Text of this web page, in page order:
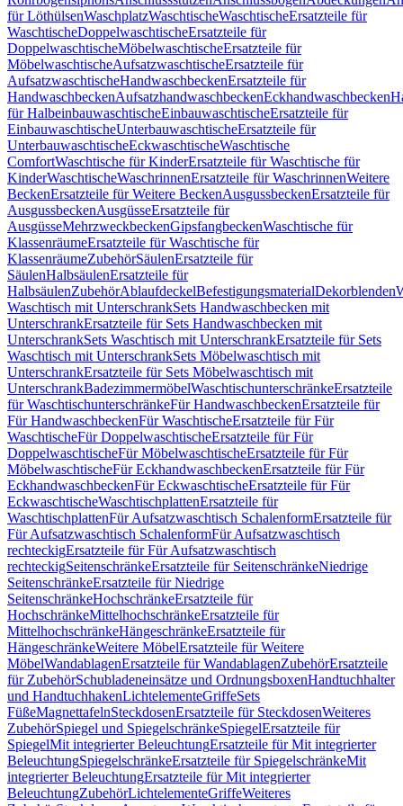
für LöthülsenWaschplatzWaschtischeWaschtischeErsatzteile für
WaschtischeDoppelwaschtischeErsatzteile für
DoppelwaschtischeMöbelwaschtischeErsatzteile für
MöbelwaschtischeAufsatzwaschtischeErsatzteile für
AufsatzwaschtischeHandwaschbeckenErsatzteile für
HandwaschbeckenAufsatzhandwaschbeckenEckhandwaschbecken
für HalbeinbauwaschtischeEinbauwaschtischeErsatzteile für
EinbauwaschtischeUnterbauwaschtischeErsatzteile für
UnterbauwaschtischeEckwaschtischeWaschtische
ComfortWaschtische für KinderErsatzteile für Waschtische für
KinderWaschtischeWaschrinnenErsatzteile für WaschrinnenWeitere
BeckenErsatzteile für Weitere BeckenAusgussbeckenErsatzteile für
AusgussbeckenAusgüsseErsatzteile für
AusgüsseMehrzweckbeckenGipsfangbeckenWaschtische für
KlassenräumeErsatzteile für Waschtische für
KlassenräumeZubehörSäulenErsatzteile für
SäulenHalbsäulenErsatzteile für
HalbsäulenZubehörAblaufdeckelBefestigungsmaterialDekorblenden
Waschtisch mit UnterschrankSets Handwaschbecken mit
UnterschrankErsatzteile für Sets Handwaschbecken mit
UnterschrankSets Waschtisch mit UnterschrankErsatzteile für Sets
Waschtisch mit UnterschrankSets Möbelwaschtisch mit
UnterschrankErsatzteile für Sets Möbelwaschtisch mit
UnterschrankBadezimmermöbelWaschtischunterschränkeErsatzteile
für WaschtischunterschränkeFür HandwaschbeckenErsatzteile für
Für HandwaschbeckenFür WaschtischeErsatzteile für Für
WaschtischeFür DoppelwaschtischeErsatzteile für Für
DoppelwaschtischeFür MöbelwaschtischeErsatzteile für Für
MöbelwaschtischeFür EckhandwaschbeckenErsatzteile für Für
EckhandwaschbeckenFür EckwaschtischeErsatzteile für Für
EckwaschtischeWaschtischplattenErsatzteile für
WaschtischplattenFür Aufsatzwaschtisch SchalenformErsatzteile für
Für Aufsatzwaschtisch SchalenformFür Aufsatzwaschtisch
rechteckigErsatzteile für Für Aufsatzwaschtisch
rechteckigSeitenschränkeErsatzteile für SeitenschränkeNiedrige
SeitenschränkeErsatzteile für Niedrige
SeitenschränkeHochschränkeErsatzteile für
HochschränkeMittelhochschränkeErsatzteile für
MittelhochschränkeHängeschränkeErsatzteile für
HängeschränkeWeitere MöbelErsatzteile für Weitere
MöbelWandablagenErsatzteile für WandablagenZubehörErsatzteile
für ZubehörSchubladeneinsätze und OrdnungsboxenHandtuchhalter
und HandtuchhakenLichtelementeGriffeSets
FüßeMagnettafelnSteckdosenErsatzteile für SteckdosenWeiteres
ZubehörSpiegel und SpiegelschränkeSpiegelErsatzteile für
SpiegelMit integrierter BeleuchtungErsatzteile für Mit integrierter
BeleuchtungSpiegelschränkeErsatzteile für SpiegelschränkeMit
integrierter BeleuchtungErsatzteile für Mit integrierter
BeleuchtungZubehörLichtelementeGriffeWeiteres